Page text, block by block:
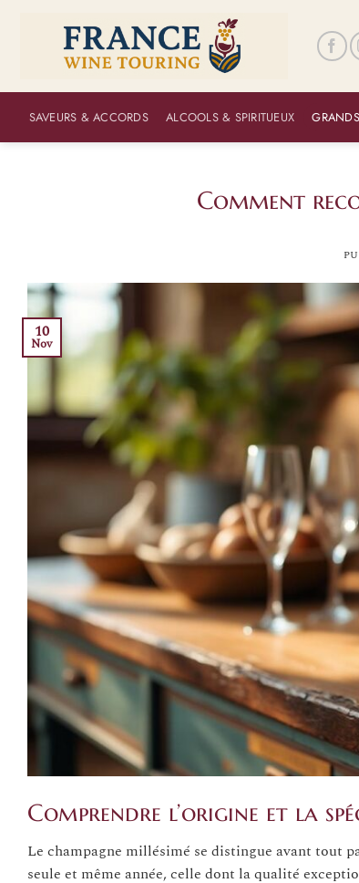
SAVEURS & ACCORDS ALCOOLS & SPIRITUEUX
Comment
10
Nov
Comprendre l’origine et la
Le champagne millésimé se distingue avant tout
seule et même année, celle dont la qualité